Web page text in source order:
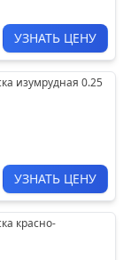
УЗНАТЬ ЦЕНУ
изумрудная 0.25
УЗНАТЬ ЦЕНУ
красно-